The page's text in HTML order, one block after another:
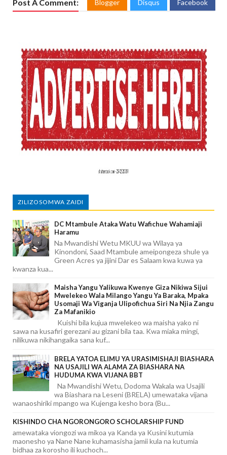
Post A Comment: Blogger Disqus Facebook
ZILIZOSOMWA ZAIDI
DC Mtambule Ataka Watu Wafichue Wahamiaji
Haramu
Na Mwandishi Wetu MKUU wa Wilaya ya
Kinondoni, Saad Mtambule ameipongeza shule ya
Green Acres ya jijini Dar es Salaam kwa kuwa ya
kwanza kua...
Maisha Yangu Yalikuwa Kwenye Giza Nikiwa Sijui
Mwelekeo Wala Milango Yangu Ya Baraka, Mpaka
Usomaji Wa Viganja Ulipofichua Siri Na Njia Zangu
Za Mafanikio
Kuishi bila kujua mwelekeo wa maisha yako ni
sawa na kusafiri gerezani au gizani bila taa. Kwa miaka mingi,
nilikuwa nikihangaika sana kuf...
BRELA YATOA ELIMU YA URASIMISHAJI BIASHARA
NA USAJILI WA ALAMA ZA BIASHARA NA
HUDUMA KWA VIJANA BBT
Na Mwandishi Wetu, Dodoma Wakala wa Usajili
wa Biashara na Leseni (BRELA) umewataka vijana
wanaoshiriki mpango wa Kujenga kesho bora (Bu...
KISHINDO CHA NGORONGORO SCHOLARSHIP FUND
amewataka viongozi wa mikoa ya Kanda ya Kusini kutumia
maonesho ya Nane Nane kuhamasisha jamii kula na kutumia
bidhaa za korosho ili kuchoch...